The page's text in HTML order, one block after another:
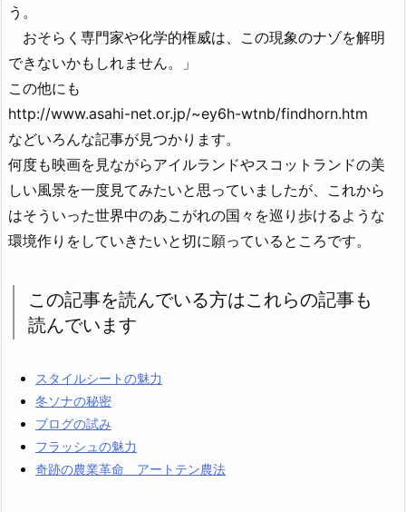
う。
おそらく専門家や化学的権威は、この現象のナゾを解明
できないかもしれません。」
この他にも
http://www.asahi-net.or.jp/~ey6h-wtnb/findhorn.htm
などいろんな記事が見つかります。
何度も映画を見ながらアイルランドやスコットランドの美
しい風景を一度見てみたいと思っていましたが、これから
はそういった世界中のあこがれの国々を巡り歩けるような
環境作りをしていきたいと切に願っているところです。
この記事を読んでいる方はこれらの記事も
読んでいます
スタイルシートの魅力
冬ソナの秘密
ブログの試み
フラッシュの魅力
奇跡の農業革命 アートテン農法